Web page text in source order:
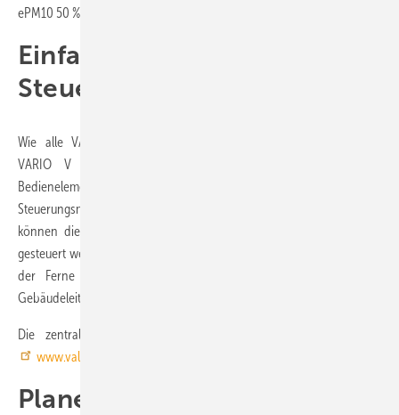
ePM10 50 % sorgen hygienisch für eine gesunde Raumluft.
Einfache und smarte
Steuerung
Wie alle VARIO Geräte von VALLOX lässt sich auch die neue
VARIO V Serie einfach bedienen. Neben dem klassischen
Bedienelement CC 100 T mit Touchpanel gibt es smarte
Steuerungsmöglichkeiten: Durch das serienmäßige Webinterface
können die Geräte komfortabel über Smartphone, Tablet und PC
gesteuert werden. So kann der Servicetechniker die Einstellungen aus
der Ferne optimal überprüfen. Auch eine Anbindung an die
Gebäudeleittechnik ist möglich.
Die zentrale Kompaktlüftung VARIO V jetzt entdecken unter
www.vallox.de
Planertage 2024 – schon